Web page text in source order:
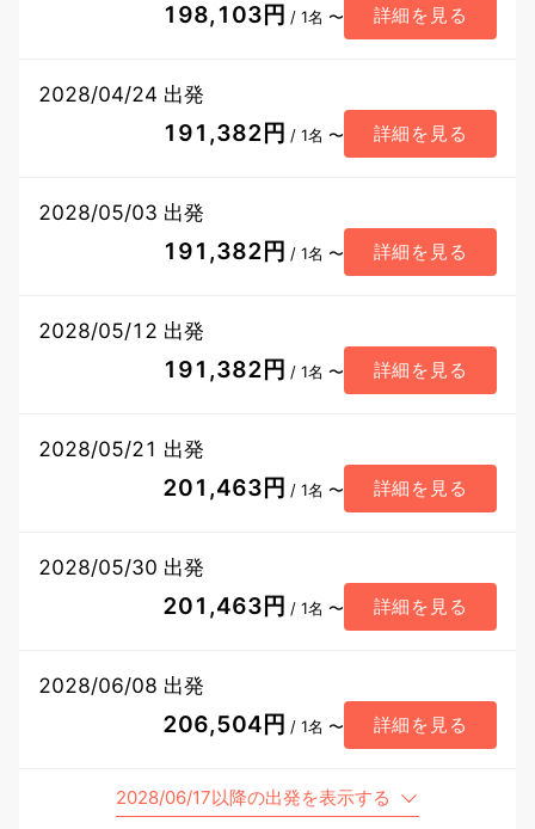
198,103円 / 1名 〜 詳細を見る
2028/04/24 出発
191,382円 / 1名 〜 詳細を見る
2028/05/03 出発
191,382円 / 1名 〜 詳細を見る
2028/05/12 出発
191,382円 / 1名 〜 詳細を見る
2028/05/21 出発
201,463円 / 1名 〜 詳細を見る
2028/05/30 出発
201,463円 / 1名 〜 詳細を見る
2028/06/08 出発
206,504円 / 1名 〜 詳細を見る
2028/06/17以降の出発を表示する